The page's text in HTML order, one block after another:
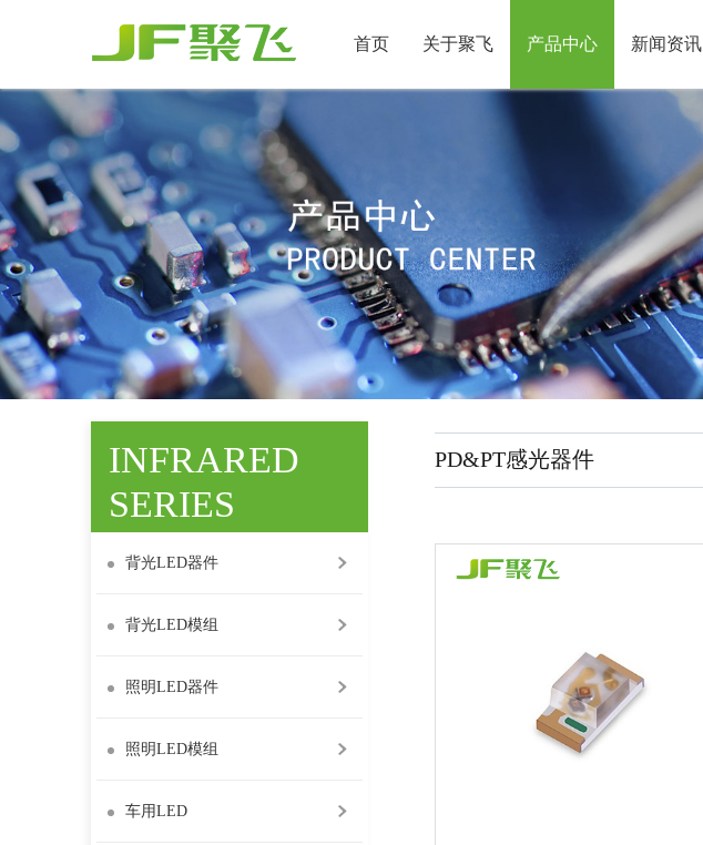
首页 关于聚飞 产品中心 新闻资讯
INFRARED
SERIES
红外系列
背光LED器件
背光LED模组
照明LED器件
照明LED模组
车用LED
PD&PT感光器件